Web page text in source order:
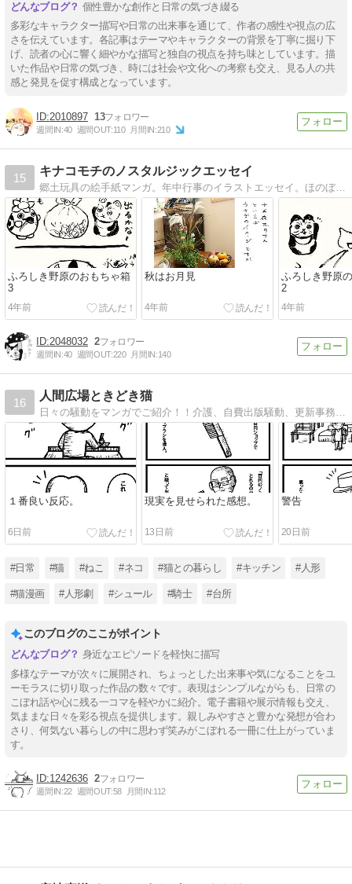
個性豊かな創作と日常の気づき綴る
多彩なキャラクター描写や日常の出来事を通じて、作者の感性や視点の広
さを伝えています。各記事はテーマやキャラクターの背景を丁寧に掘り下
げ、読者の心に響く細やかな描写と独自の視点を持ち味としています。描
いた作品や日常の気づき、時には社会や文化への考察も交え、見る人の共
感と発見を促す構成となっています。
2010897 13
週間IN:40 週間OUT:110 月間IN:210
15
キナコモチのノスタルジックエッセイ
郷土玩具の絵手紙マンガ。年中行事のイラストエッセイ。ほのぼのコミックなど。。怪我のリハビリにのんびり描いてます。
ふろしき野原のおもちゃ箱
3
4年前
秋はお月見
4年前
ふろしき野原
2
4年前
2048032 2
週間IN:40 週間OUT:220 月間IN:140
16
人間広場ときどき猫
１番良い反応。
6日前
現実を見せられた感想。
13日前
警告
20日前
#日常 #猫 #ねこ #ネコ #猫との暮らし #キッチン #人形
#猫漫画 #人形劇 #シュール #騎士 #台所
このブログのここがポイント
身近なエピソードを軽快に描写
多様なテーマが次々に展開され、ちょっとした出来事や気になることをユ
ーモラスに切り取った作品の数々です。表現はシンプルながらも、日常の
こぼれ話や心に残る一コマを軽やかに紹介。電子書籍や展示情報も交え、
気ままな日々を彩る視点を提供します。親しみやすさと豊かな発想が合わ
さり、何気ない暮らしの中に思わず笑みがこぼれる一冊に仕上がっていま
す。
1242636 2
週間IN:22 週間OUT:58 月間IN:112